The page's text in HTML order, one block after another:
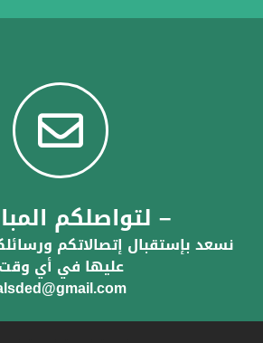
– لتواصلكم
نسعد بإستقبال إتصالاتكم
عليها في أي وقت